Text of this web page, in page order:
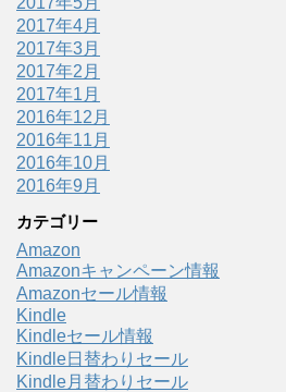
2017年4月
2017年3月
2017年2月
2017年1月
2016年12月
2016年11月
2016年10月
2016年9月
カテゴリー
Amazon
Amazonキャンペーン情報
Amazonセール情報
Kindle
Kindleセール情報
Kindle日替わりセール
Kindle月替わりセール